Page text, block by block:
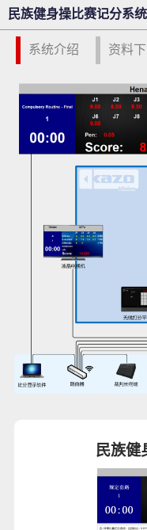
民族健身操比赛记分系
系统介绍 资料
民族健